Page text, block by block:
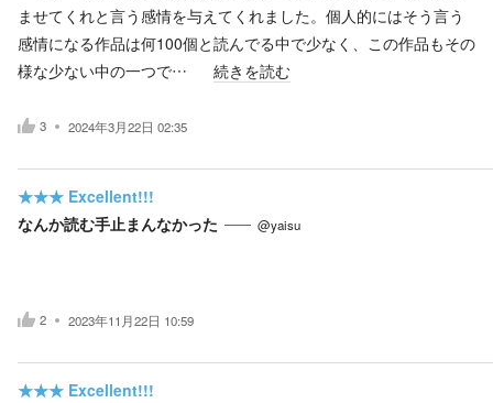
ませてくれと言う感情を与えてくれました。個人的にはそう言う
感情になる作品は何100個と読んでる中で少なく、この作品もその
様な少ない中の一つで…
続きを読む
3 2024年3月22日 02:35
★★★ Excellent!!!
なんか読む手止まんなかった
@yaisu
2 2023年11月22日 10:59
★★★ Excellent!!!